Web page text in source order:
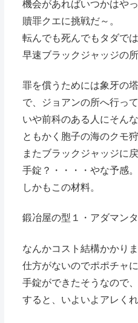
機会があればいつかはや
贖罪クエに挑戦だ～。
転んでも死んでもタダで
早速ブラックジャッジの
罪を償うためには象牙の
で、ジョアンの所へ行っ
いや前科のある人にそん
ともかく胞子の海のクモ
またブラックジャッジに
手錠？・・・・やな予感。
しかもこの材料。
鍛冶屋の型１・アダマン
なんかコスト結構かかり
仕方がないのでポポチャ
手錠ができたそうなので
すると、いよいよアレく